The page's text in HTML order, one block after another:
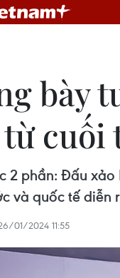
bày
cuối
2 phần: Đấu
và quốc tế diễn
01/2024 11:55